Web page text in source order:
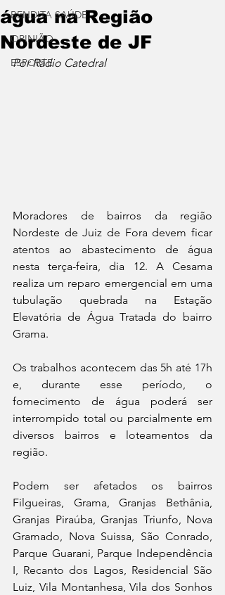
BENDITA SAÚDE
OPINIÃO
ESPORTE
água na Região
Nordeste de JF
Por Rádio Catedral
Moradores de bairros da região
Nordeste de Juiz de Fora devem ficar
atentos ao abastecimento de água
nesta terça-feira, dia 12. A Cesama
realiza um reparo emergencial em uma
tubulação quebrada na Estação
Elevatória de Água Tratada do bairro
Grama.
Os trabalhos acontecem das 5h até 17h
e, durante esse período, o
fornecimento de água poderá ser
interrompido total ou parcialmente em
diversos bairros e loteamentos da
região.
Podem ser afetados os bairros
Filgueiras, Grama, Granjas Bethânia,
Granjas Piraúba, Granjas Triunfo, Nova
Gramado, Nova Suissa, São Conrado,
Parque Guarani, Parque Independência
I, Recanto dos Lagos, Residencial São
Luiz, Vila Montanhesa, Vila dos Sonhos